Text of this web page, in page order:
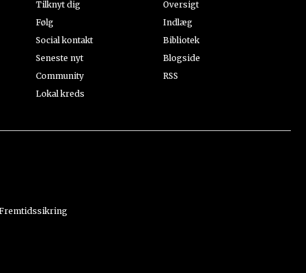
Tilknyt dig
Følg
Social kontakt
Seneste nyt
Community
Lokal kreds
Oversigt
Indlæg
Bibliotek
Blogside
RSS